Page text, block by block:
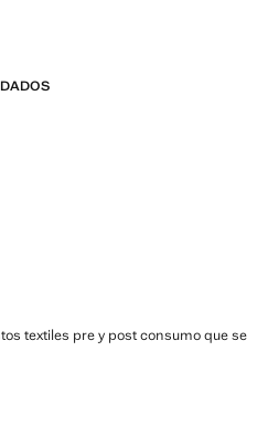
de resistencia a nuestras prendas.
textiles pre y post consumo que se